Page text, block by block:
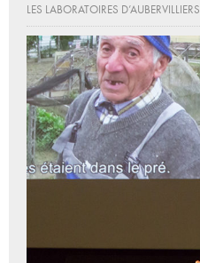
LES LABORATOIRES D’AUBERVILLIERS